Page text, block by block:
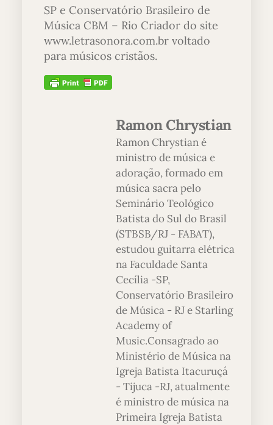
SP e Conservatório Brasileiro de
Música CBM – Rio Criador do site
www.letrasonora.com.br voltado
para músicos cristãos.
Ramon Chrystian
Ramon Chrystian é
ministro de música e
adoração, formado em
música sacra pelo
Seminário Teológico
Batista do Sul do Brasil
(STBSB/RJ - FABAT),
estudou guitarra elétrica
na Faculdade Santa
Cecília -SP,
Conservatório Brasileiro
de Música - RJ e Starling
Academy of
Music.Consagrado ao
Ministério de Música na
Igreja Batista Itacuruçá
- Tijuca -RJ, atualmente
é ministro de música na
Primeira Igreja Batista